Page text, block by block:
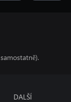
DALŠÍ